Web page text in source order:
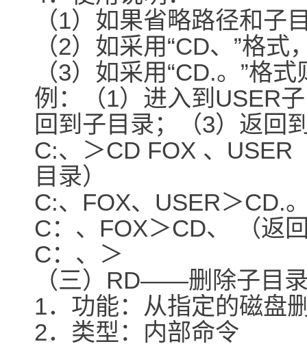
（1）如果省略路径和子
（2）如采用“CD、”格
（3）如采用“CD.。”格
例：（1）进入到USER
回到子目录；（3）返回
C:、＞CD FOX 、USER
目录）
C:、FOX、USER＞CD.
C：、FOX＞CD、 （返
C：、＞
（三）RD――删除子目
1．功能：从指定的磁盘
2．类型：内部命令